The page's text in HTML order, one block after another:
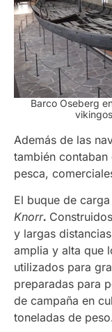
Barco Oseberg
Además de las
también
pesca,
El buque de
Knorr.
y largas
amplia y alta que
utilizados para
preparadas para
de campaña en
toneladas de